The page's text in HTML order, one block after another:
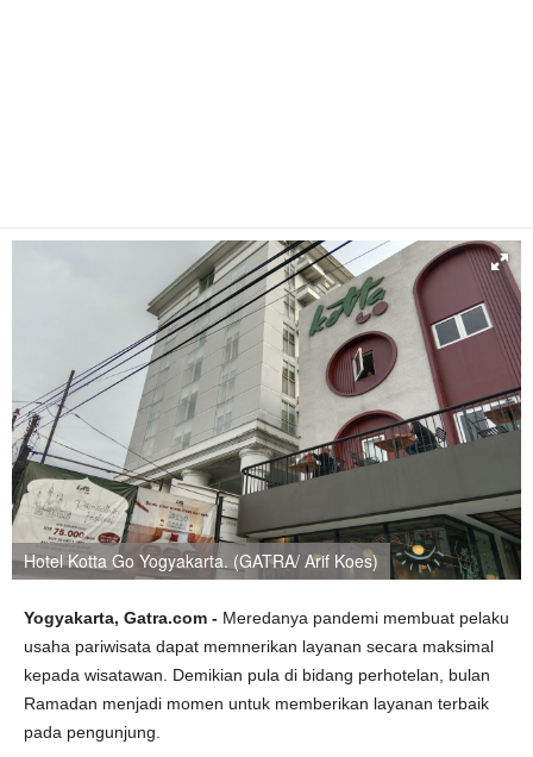
Hotel Kotta Go Yogyakarta. (GATRA/ Arif Koes)
Yogyakarta, Gatra.com - Meredanya pandemi membuat pelaku
usaha pariwisata dapat memnerikan layanan secara maksimal
kepada wisatawan. Demikian pula di bidang perhotelan, bulan
Ramadan menjadi momen untuk memberikan layanan terbaik
pada pengunjung.